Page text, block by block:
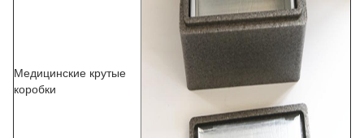
Медицинские крутые
коробки